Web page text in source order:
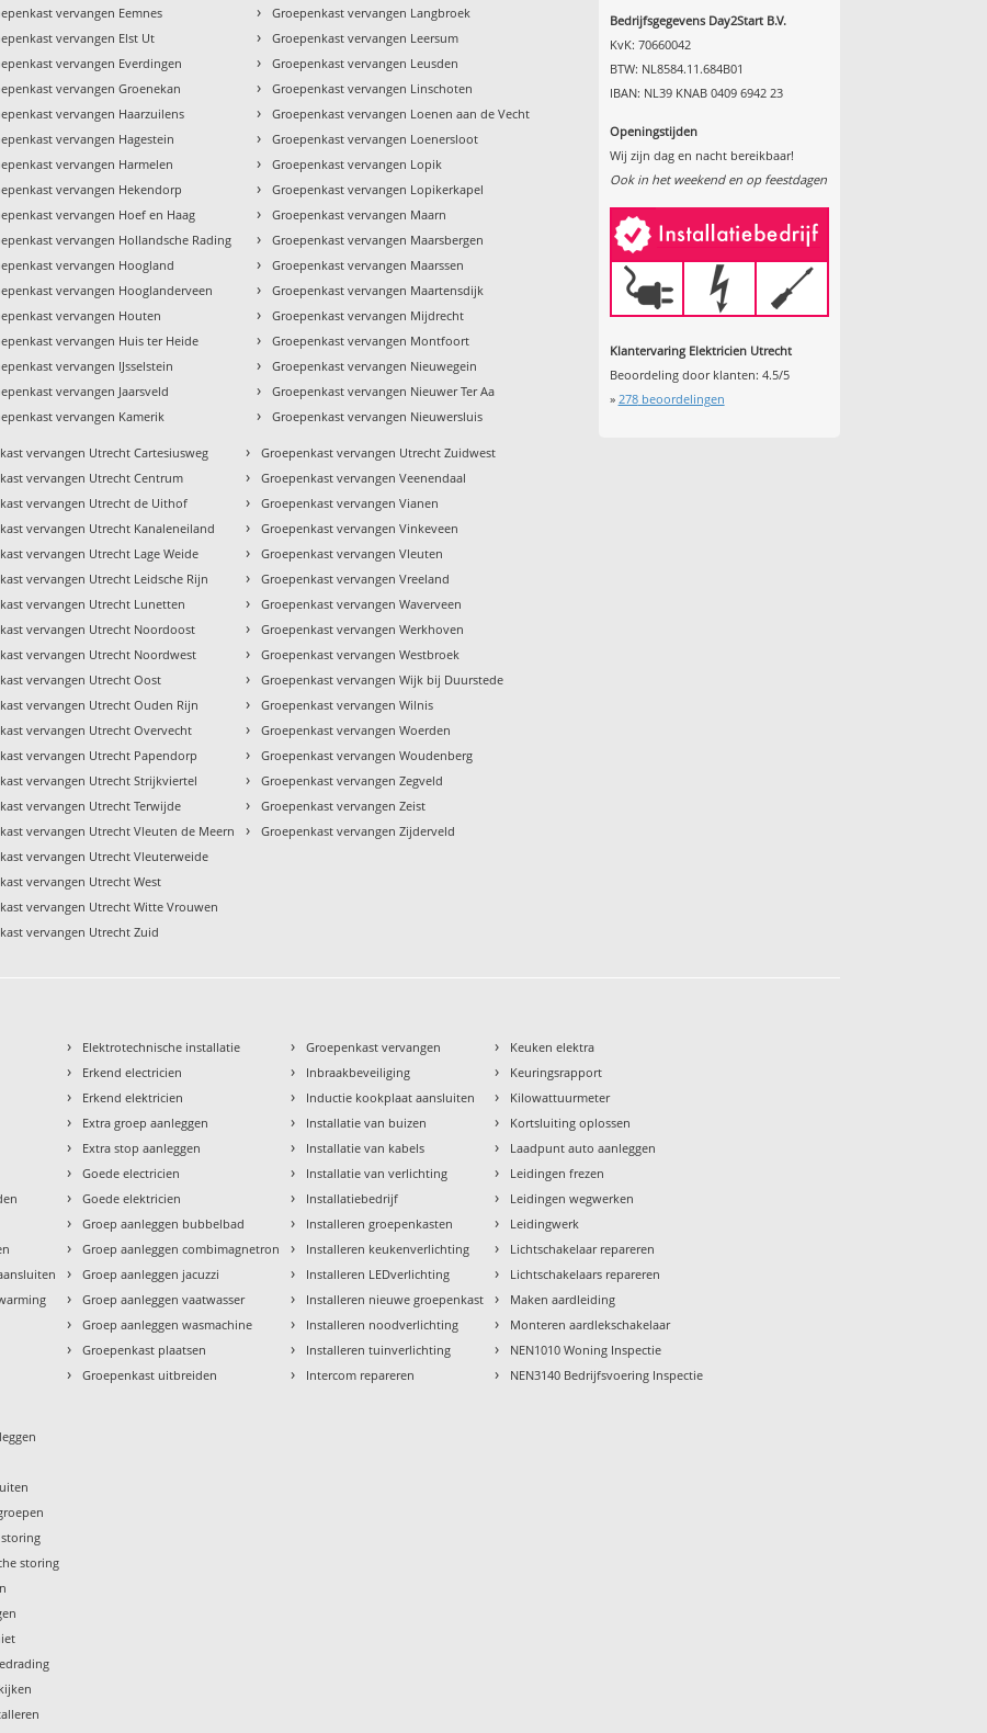
vervangen Eemnes
vervangen Elst Ut
vervangen Everdingen
vervangen Groenekan
vervangen Haarzuilens
vervangen Hagestein
vervangen Harmelen
vervangen Hekendorp
vervangen Hoef en Haag
vervangen Hollandsche Rading
vervangen Hoogland
vervangen Hooglanderveen
vervangen Houten
vervangen Huis ter Heide
vervangen IJsselstein
vervangen Jaarsveld
vervangen Kamerik
› Groepenkast vervangen Langbroek
› Groepenkast vervangen Leersum
› Groepenkast vervangen Leusden
› Groepenkast vervangen Linschoten
› Groepenkast vervangen Loenen aan de Vecht
› Groepenkast vervangen Loenersloot
› Groepenkast vervangen Lopik
› Groepenkast vervangen Lopikerkapel
› Groepenkast vervangen Maarn
› Groepenkast vervangen Maarsbergen
› Groepenkast vervangen Maarssen
› Groepenkast vervangen Maartensdijk
› Groepenkast vervangen Mijdrecht
› Groepenkast vervangen Montfoort
› Groepenkast vervangen Nieuwegein
› Groepenkast vervangen Nieuwer Ter Aa
› Groepenkast vervangen Nieuwersluis
vervangen Utrecht Cartesiusweg
vervangen Utrecht Centrum
vervangen Utrecht de Uithof
vervangen Utrecht Kanaleneiland
vervangen Utrecht Lage Weide
vervangen Utrecht Leidsche Rijn
vervangen Utrecht Lunetten
vervangen Utrecht Noordoost
vervangen Utrecht Noordwest
vervangen Utrecht Oost
vervangen Utrecht Ouden Rijn
vervangen Utrecht Overvecht
vervangen Utrecht Papendorp
vervangen Utrecht Strijkviertel
vervangen Utrecht Terwijde
vervangen Utrecht Vleuten de Meern
vervangen Utrecht Vleuterweide
vervangen Utrecht West
vervangen Utrecht Witte Vrouwen
vervangen Utrecht Zuid
› Groepenkast vervangen Utrecht Zuidwest
› Groepenkast vervangen Veenendaal
› Groepenkast vervangen Vianen
› Groepenkast vervangen Vinkeveen
› Groepenkast vervangen Vleuten
› Groepenkast vervangen Vreeland
› Groepenkast vervangen Waverveen
› Groepenkast vervangen Werkhoven
› Groepenkast vervangen Westbroek
› Groepenkast vervangen Wijk bij Duurstede
› Groepenkast vervangen Wilnis
› Groepenkast vervangen Woerden
› Groepenkast vervangen Woudenberg
› Groepenkast vervangen Zegveld
› Groepenkast vervangen Zeist
› Groepenkast vervangen Zijderveld
Bedrijfsgegevens Day2Start B.V.
KvK: 70660042
BTW: NL8584.11.684B01
IBAN: NL39 KNAB 0409 6942 23
Openingstijden
Wij zijn dag en nacht bereikbaar!
Ook in het weekend en op feestdagen
Klantervaring Elektricien Utrecht
Beoordeling door klanten: 4.5/5
» 278beoordelingen
› Elektrotechnische installatie
› Erkend electricien
› Erkend elektricien
› Extra groep aanleggen
› Extra stop aanleggen
› Goede electricien
› Goede elektricien
› Groep aanleggen bubbelbad
› Groep aanleggen combimagnetron
› Groep aanleggen jacuzzi
› Groep aanleggen vaatwasser
› Groep aanleggen wasmachine
› Groepenkast plaatsen
› Groepenkast uitbreiden
› Groepenkast vervangen
› Inbraakbeveiliging
› Inductie kookplaat aansluiten
› Installatie van buizen
› Installatie van kabels
› Installatie van verlichting
› Installatiebedrijf
› Installeren groepenkasten
› Installeren keukenverlichting
› Installeren LEDverlichting
› Installeren nieuwe groepenkast
› Installeren noodverlichting
› Installeren tuinverlichting
› Intercom repareren
› Keuken elektra
› Keuringsrapport
› Kilowattuurmeter
› Kortsluiting oplossen
› Laadpunt auto aanleggen
› Leidingen frezen
› Leidingen wegwerken
› Leidingwerk
› Lichtschakelaar repareren
› Lichtschakelaars repareren
› Maken aardleiding
› Monteren aardlekschakelaar
› NEN1010 Woning Inspectie
› NEN3140 Bedrijfsvoering Inspectie
storing